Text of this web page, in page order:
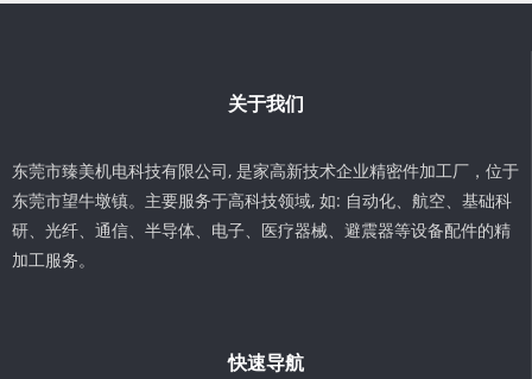
关于我们
东莞市臻美机电科技有限公司, 是家高新技术企业精密件加工厂，位于
东莞市望牛墩镇。主要服务于高科技领域, 如: 自动化、航空、基础科
研、光纤、通信、半导体、电子、医疗器械、避震器等设备配件的精
加工服务。
快速导航